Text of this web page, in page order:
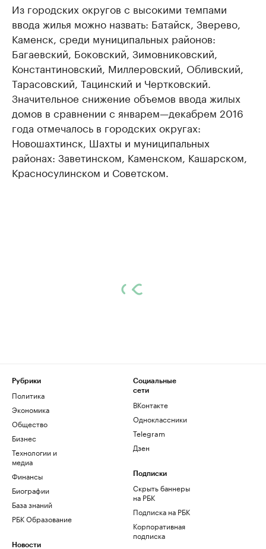
Из городских округов с высокими темпами
ввода жилья можно назвать: Батайск, Зверево,
Каменск, среди муниципальных районов:
Багаевский, Боковский, Зимовниковский,
Константиновский, Миллеровский, Обливский,
Тарасовский, Тацинский и Чертковский.
Значительное снижение объемов ввода жилых
домов в сравнении с январем—декабрем 2016
года отмечалось в городских округах:
Новошахтинск, Шахты и муниципальных
районах: Заветинском, Каменском, Кашарском,
Красносулинском и Советском.
Рубрики
Политика
Экономика
Общество
Бизнес
Технологии и
медиа
Финансы
Биографии
База знаний
РБК Образование
Новости
Социальные
сети
ВКонтакте
Одноклассники
Telegram
Дзен
Подписки
Скрыть баннеры
на РБК
Подписка на РБК
Корпоративная
подписка